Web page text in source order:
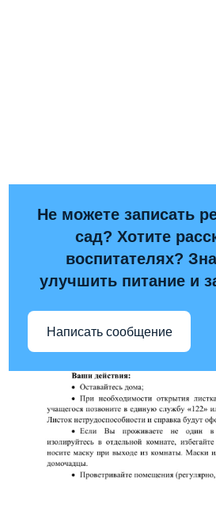
Не можете записать
сад? Хотите
воспитателях?
улучшить питание и
Написать сообщение